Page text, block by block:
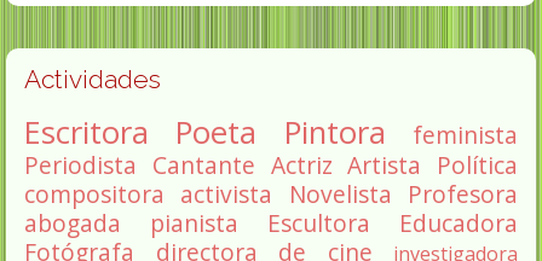
Actividades
Escritora Poeta Pintora
feminista
Periodista Cantante Actriz Artista
Política
compositora activista Novelista
Profesora
abogada
pianista Escultora
Educadora
Fotógrafa
directora de cine
investigadora